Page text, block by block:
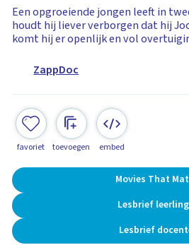
Een opgroeiende jongen leeft in
houdt hij liever verborgen dat hij
komt hij er openlijk en vol
ZappDoc
favoriet toevoegen embed
Movies That
Lesbrief
Lesbrief